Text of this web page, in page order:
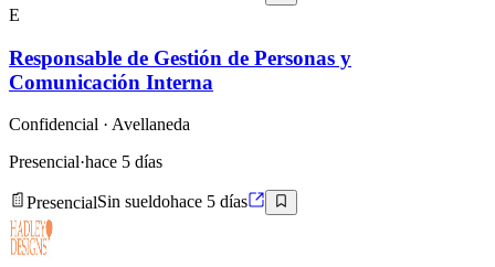
E
Responsable de Gestión de Personas y
Comunicación Interna
Confidencial · Avellaneda
Presencial·hace 5 días
PresencialSin sueldohace 5 días